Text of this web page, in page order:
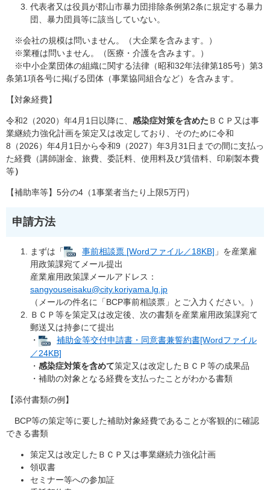
代表者又は役員が郡山市暴力団排除条例第2条に規定する暴力
団、暴力団員等に該当していない。
※会社の規模は問いません。（大企業を含みます。）
※業種は問いません。（医療・介護を含みます。）
※中小企業団体の組織に関する法律（昭和32年法律第185号）第3
条第1項各号に掲げる団体（事業協同組合など）を含みます。
【対象経費】
令和2（2020）年4月1日以降に、 感染症対策を含めた ＢＣＰ又は事
業継続力強化計画を策定又は改定しており、そのために令和
8（2026）年4月1日から令和9（2027）年3月31日までの間に支払っ
た経費（講師謝金、旅費、委託料、使用料及び賃借料、印刷製本費
等）
【補助率等】5分の4（1事業者当たり上限5万円）
申請方法
まずは「 事前相談票 [Wordファイル／18KB] 」を産業雇
用政策課宛てメール提出
産業雇用政策課メールアドレス：
sangyouseisaku@city.koriyama.lg.jp
（メールの件名に「BCP事前相談票」とご入力ください。）
ＢＣＰ等を策定又は改定後、次の書類を産業雇用政策課宛て
郵送又は持参にて提出
​・
補助金等交付申請書・同意書兼誓約書[Wordファイル
／24KB]
・ 感染症対策を含めて策定又は改定したＢＣＰ等の成果品
・補助の対象となる経費を支払ったことがわかる書類
【添付書類の例】
BCP等の策定等に要した補助対象経費であることが客観的に確認
できる書類
策定又は改定したＢＣＰ又は事業継続力強化計画
領収書
セミナー等への参加証